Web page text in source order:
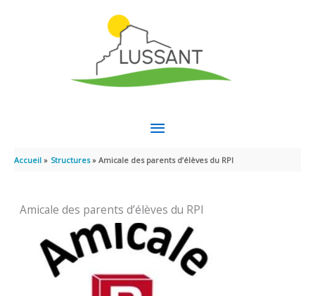
MENU
PRINCIPAL
Accueil Structures Amicale des parents d’élèves du RPI
Amicale des parents d’élèves du RPI